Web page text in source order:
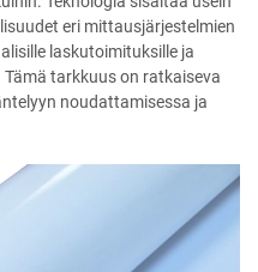
eri mittausjärjestelmien
laskutoimituksille ja
tarkkuus on ratkaiseva
noudattamisessa ja